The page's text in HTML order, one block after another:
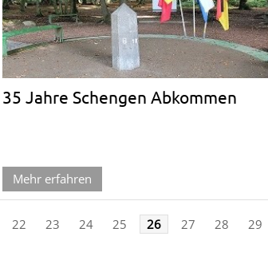
35 Jahre Schengen Abkommen
Mehr erfahren
22 23 24 25 26 27 28 29